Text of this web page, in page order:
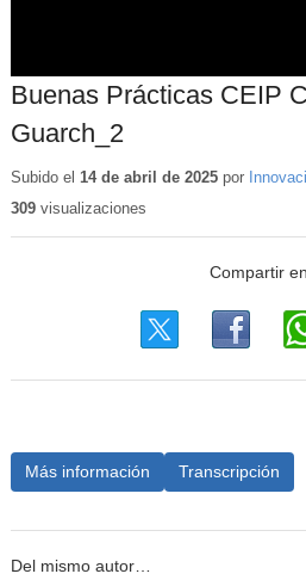
Buenas Prácticas CEIP
Guarch_2
Subido el 14 de abril de 2025por
309visualizaciones
Más información Transcripción
Del mismo autor…